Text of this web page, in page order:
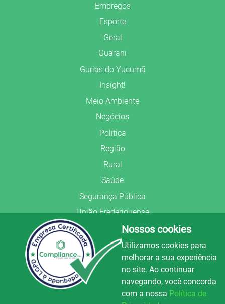
Empregos
Esporte
Geral
Guarani
Gurias do Yucumã
Insight!
Meio Ambiente
Negócios
Política
Região
Rural
Saúde
Segurança Pública
União Frederiquense
© Copyright 2022.LA+.
Todos os direitos reservados.
Preparado no
Nossos cookies
Utilizamos cookies para
melhorar a sua experiência
no site. Ao continuar
navegando, você concorda
com a nossa Política de